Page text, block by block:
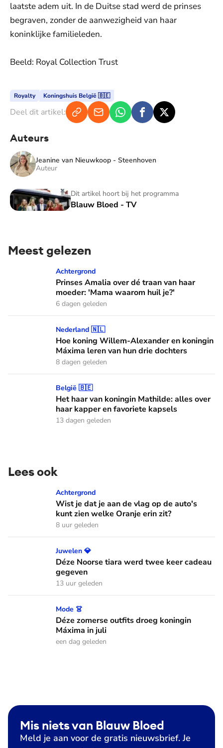
laatste adem uit. In de Duitse stad werd de prinses
begraven, zonder de aanwezigheid van haar
koninklijke familieleden.
Beeld: Royal Collection Trust
Royalty Koningshuis België 🇧🇪
Deel dit artikel:
Auteurs
Jeanine van Nieuwkoop - Steenhoven
Auteur
Dit artikel hoort bij het programma
Blauw Bloed - TV
Blauw Bloed - TV
Meest gelezen
Prinses Amalia over dé traan van haar moeder: 'Mama
Achtergrond
Prinses Amalia over dé traan van haar
moeder: 'Mama waarom huil je?'
6 dagen geleden
Hoe koning Willem-Alexander en koningin Máxima leren
Nederland 🇳🇱
Hoe koning Willem-Alexander en koningin
Máxima leren van hun drie dochters
8 dagen geleden
Het haar van koningin Mathilde: alles over haar kapper en
België 🇧🇪
Het haar van koningin Mathilde: alles over
haar kapper en favoriete kapsels
13 dagen geleden
Lees ook
Wist je dat je aan de vlag op de auto's kunt zien welke
Achtergrond
Wist je dat je aan de vlag op de auto's
kunt zien welke Oranje erin zit?
8 uur geleden
Déze Noorse tiara werd twee keer cadeau gegeven
Juwelen 💎
Déze Noorse tiara werd twee keer cadeau
gegeven
13 uur geleden
Déze zomerse outfits droeg koningin Máxima in juli
Mode 👗
Déze zomerse outfits droeg koningin
Máxima in juli
een dag geleden
Mis niets van Blauw Bloed
Meld je aan voor de gratis nieuwsbrief. Je